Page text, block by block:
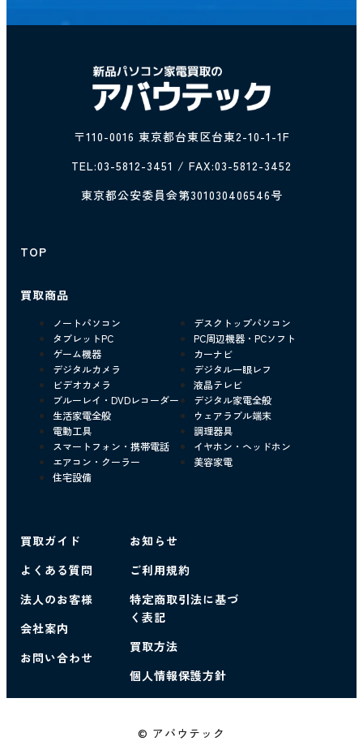
〒110-0016 東京都台東区台東2-10-1-1F
TEL:03-5812-3451 / FAX:03-5812-3452
東京都公安委員会第301030406546号
TOP
買取商品
ノートパソコン
デスクトップパソコン
タブレットPC
PC周辺機器・PCソフト
ゲーム機器
カーナビ
デジタルカメラ
デジタル一眼レフ
ビデオカメラ
液晶テレビ
ブルーレイ・DVDレコーダー
デジタル家電全般
生活家電全般
ウェアラブル端末
電動工具
調理器具
スマートフォン・携帯電話
イヤホン・ヘッドホン
エアコン・クーラー
美容家電
住宅設備
買取ガイド
よくある質問
法人のお客様
会社案内
お問い合わせ
お知らせ
ご利用規約
特定商取引法に基づ
く表記
買取方法
個人情報保護方針
© アバウテック